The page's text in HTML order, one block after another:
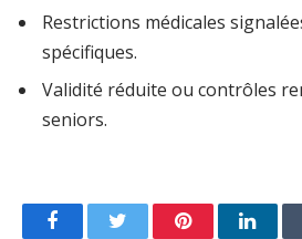
Restrictions médicales
spécifiques.
Validité réduite ou contrôles
seniors.